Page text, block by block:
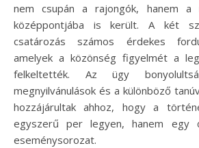
nem csupán a rajongók, hanem a
középpontjába is került. A két
csatározás számos érdekes
amelyek a közönség figyelmét a
felkeltették. Az ügy
megnyilvánulások és a különböző
hozzájárultak ahhoz, hogy a
egyszerű per legyen, hanem egy
eseménysorozat.